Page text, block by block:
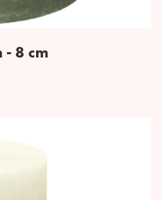
- 8 cm